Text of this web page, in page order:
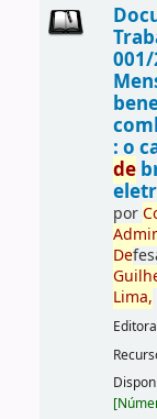
001/
: o
de
por
De
Lima,
[